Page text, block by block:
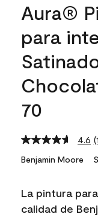
Aura®
para
70
4.6
Benjamin Moore
La pintura
calidad de